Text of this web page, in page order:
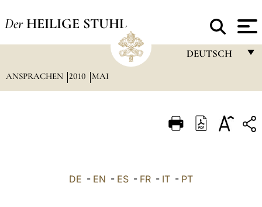
Der HEILIGE STUHL
DEUTSCH
ITALIANO
ANSPRACHEN 2010 MAI
DE - EN - ES - FR - IT - PT